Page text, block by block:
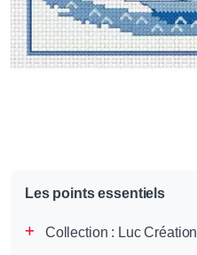
Les points essentiels
Collection : Luc Création